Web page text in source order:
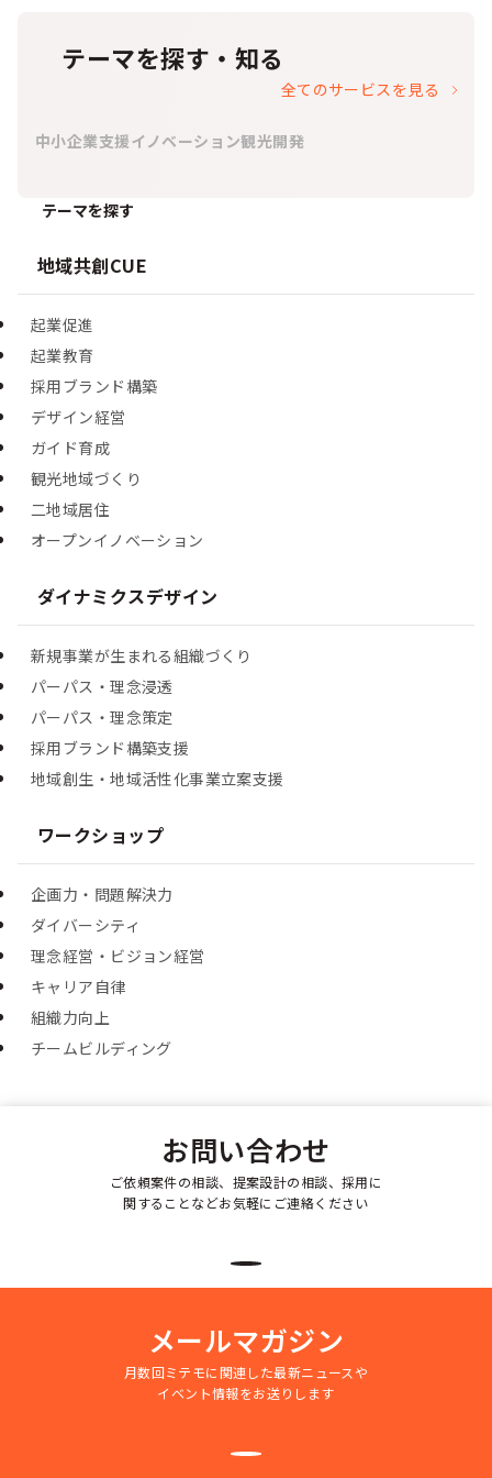
テーマを探す
地域共創CUE
起業促進
起業教育
採用ブランド構築
デザイン経営
ガイド育成
観光地域づくり
二地域居住
オープンイノベーション
ダイナミクスデザイン
新規事業が生まれる組織づくり
パーパス・理念浸透
パーパス・理念策定
採用ブランド構築支援
地域創生・地域活性化事業立案支援
ワークショップ
企画力・問題解決力
ダイバーシティ
理念経営・ビジョン経営
キャリア自律
組織力向上
チームビルディング
テーマを探す・知る
全てのサービスを見る
中小企業支援イノベーション観光開発
お問い合わせ
ご依頼案件の相談、提案設計の相談、採用に
関することなどお気軽にご連絡ください
メールマガジン
月数回ミテモに関連した最新ニュースや
イベント情報をお送りします